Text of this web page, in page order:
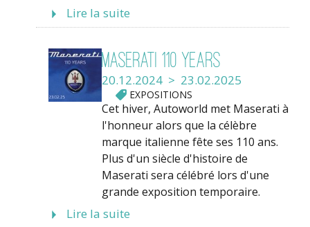
Lire la suite
Maserati 110 Years
20.12.2024 > 23.02.2025
EXPOSITIONS
Cet hiver, Autoworld met Maserati à
l'honneur alors que la célèbre
marque italienne fête ses 110 ans.
Plus d'un siècle d'histoire de
Maserati sera célébré lors d'une
grande exposition temporaire.
Lire la suite